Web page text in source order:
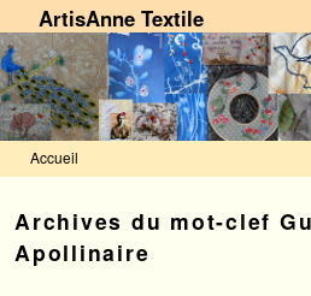
ArtisAnne Textile
Accueil
Archives du mot-clef
Apollinaire